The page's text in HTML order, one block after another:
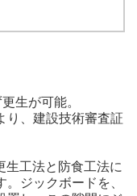
生が可能。
り、建設技術審査証
生工法と防食工法に
ジックボードを、